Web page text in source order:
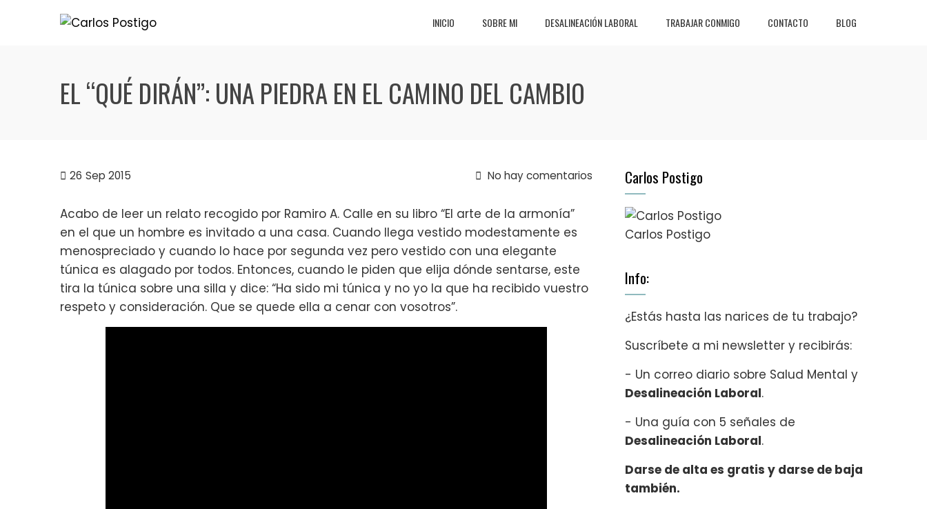
INICIO SOBRE MI DESALINEACIÓN LABORAL TRABAJAR CONMIGO CONTACTO BLOG
EL “QUÉ DIRÁN”: UNA PIEDRA EN EL CAMINO DEL CAMBIO
26 Sep 2015 No hay comentarios
Acabo de leer un relato recogido por Ramiro A. Calle en su libro “El arte de la armonía”
en el que un hombre es invitado a una casa. Cuando llega vestido modestamente es
menospreciado y cuando lo hace por segunda vez pero vestido con una elegante
túnica es alagado por todos. Entonces, cuando le piden que elija dónde sentarse, este
tira la túnica sobre una silla y dice: “Ha sido mi túnica y no yo la que ha recibido vuestro
respeto y consideración. Que se quede ella a cenar con vosotros”.
Carlos Postigo
Carlos Postigo
Info:
¿Estás hasta las narices de tu trabajo?
Suscríbete a mi newsletter y recibirás:
- Un correo diario sobre Salud Mental y
Desalineación Laboral.
- Una guía con 5 señales de
Desalineación Laboral.
Darse de alta es gratis y darse de baja
también.